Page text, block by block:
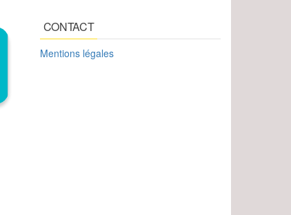
CONTACT
Mentions légales